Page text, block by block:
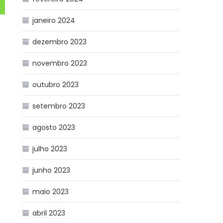
janeiro 2024
dezembro 2023
novembro 2023
outubro 2023
setembro 2023
agosto 2023
julho 2023
junho 2023
maio 2023
abril 2023